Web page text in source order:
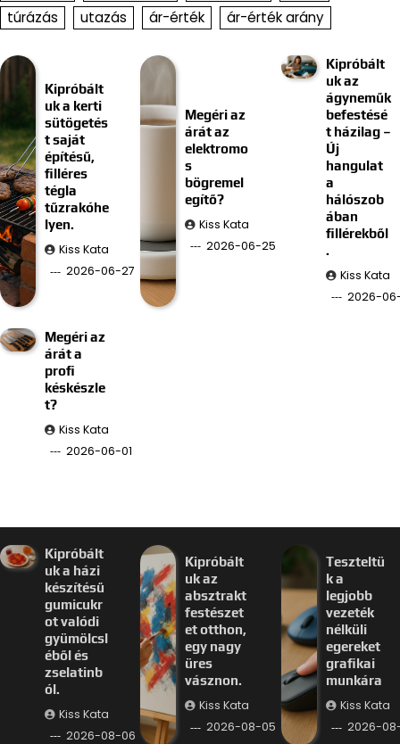
túrázás
utazás ár-érték ár-érték arány
Kipróbált
uk a kerti
sütögetés
t saját
építésű,
filléres
tégla
tűzrakóhe
lyen.
Kiss Kata
2026-06-27
Megéri az
árát az
elektromo
s
bögremel
egítő?
Kiss Kata
2026-06-25
Kipróbált
uk az
ágyneműk
befestésé
t házilag –
Új
hangulat
a
hálószob
ában
fillérekből
.
Kiss Kata
2026-
Megéri az
árát a
profi
késkészle
t?
Kiss Kata
2026-06-01
Kipróbált
uk a házi
készítésű
gumicukr
ot valódi
gyümölcsl
éből és
zselatinb
ól.
Kiss Kata
2026-08-06
Kipróbált
uk az
absztrakt
festészet
et otthon,
egy nagy
üres
vásznon.
Kiss Kata
2026-08-05
Teszteltü
k a
legjobb
vezeték
nélküli
egereket
grafikai
munkára
Kiss Kata
2026-